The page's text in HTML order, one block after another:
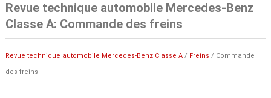
Revue technique automobile Mercedes-Benz
Classe A: Commande des freins
Revue technique automobile Mercedes-Benz Classe A/ Freins / Commande
des freins